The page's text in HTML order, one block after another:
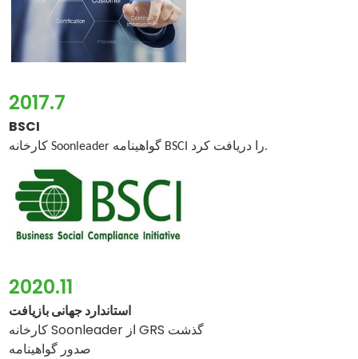
2017.7
BSCI
کارخانه Soonleader گواهینامه BSCI را دریافت کرد.
2020.11
استاندارد جهانی بازیافت
کارخانه Soonleader از GRS گذشت
صدور گواهینامه